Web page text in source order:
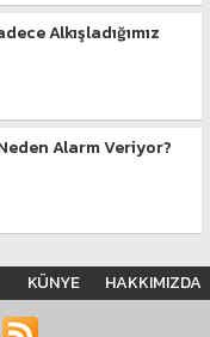
Alkışladığımız
Alarm Veriyor?
KÜNYE HAKKIMIZDA